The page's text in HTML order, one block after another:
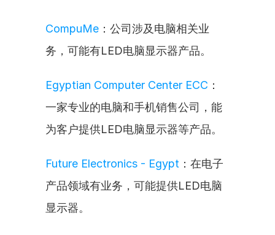
CompuMe ：公司涉及电脑相关业
务，可能有LED电脑显示器产品。
Egyptian Computer Center ECC ：
一家专业的电脑和手机销售公司，能
为客户提供LED电脑显示器等产品。
Future Electronics - Egypt ：在电子
产品领域有业务，可能提供LED电脑
显示器。